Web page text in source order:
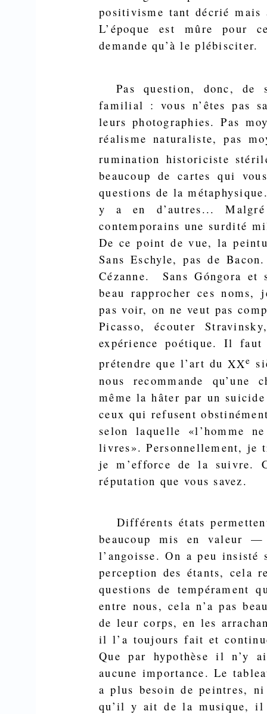
positivisme tant décrié
L’époque est mûre pour
demande qu’à le plébisciter.
Pas question, donc, de
familial : vous n’êtes pas
leurs photographies. Pas
réalisme naturaliste, pas
rumination historiciste
beau­coup de cartes qui
questions de la
y a en d’autres...
contemporains une surdité
De ce point de vue, la
Sans Eschyle, pas de
Cézanne.
SansGóngora et
beau rapprocher ces
pas voir, on ne veut pas
Picasso, écouter
expérience poétique. Il faut
prétendre que l’art du XXe
nous recommande
même la hâter par un
ceux qui refusent
selon laquelle «l’homme
livres». Personnellement, je
je m’efforce de la suivre.
réputation que vous savez.
Différents états
beaucoup mis en valeur
l’angoisse. On a peu
perception des étants, cela
questions de tempérament
entre nous, cela n’a pas
de leur corps, en les
il l’a toujours fait et
Que par hypothèse il n’y
aucune impor­tance. Le
a plus besoin de peintres,
qu’il y ait de la musique, il